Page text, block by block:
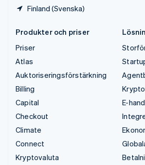
Finland (Svenska)
Produkter och priser
Priser
Atlas
Auktoriseringsförstärkning
Billing
Capital
Checkout
Climate
Connect
Kryptovaluta
E-